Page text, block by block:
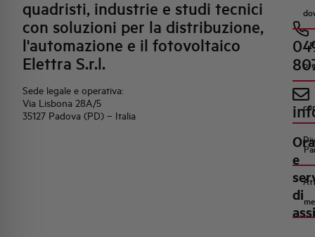
quadristi, industrie e studi tecnici
con soluzioni per la distribuzione,
l'automazione e il fotovoltaico
Elettra S.r.l.
Sede legale e operativa:
Via Lisbona 28A/5
35127 Padova (PD) – Italia
e
di